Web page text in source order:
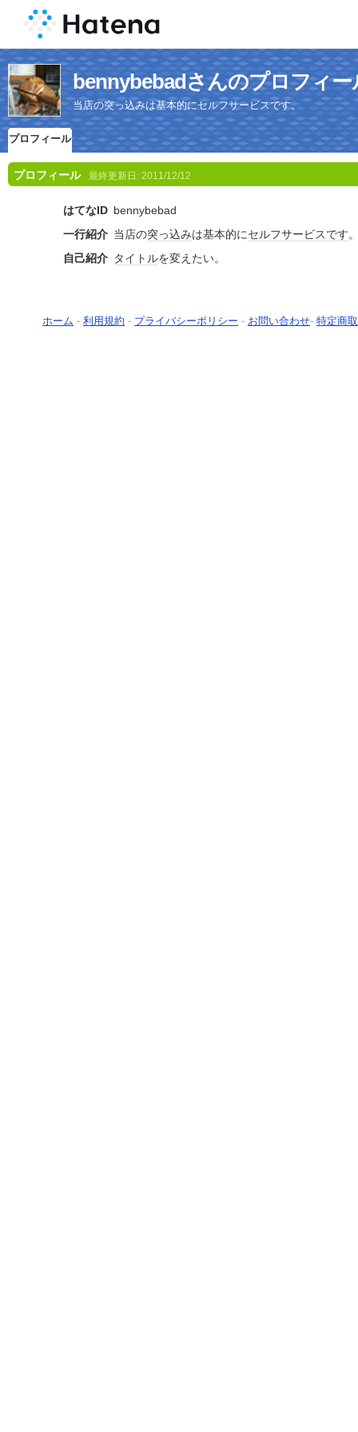
bennybebadさんのプロフィー
当店の突っ込みは基本的にセルフサービスです。
プロフィール
プロフィール 最終更新日: 2011/12/12
はてなID bennybebad
一行紹介 当店の突っ込みは基本的にセルフサービスです
自己紹介 タイトルを変えたい。
ホーム - 利用規約 - プライバシーポリシー - お問い合わせ- 特定商